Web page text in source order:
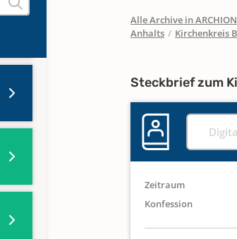
Alle Archive in ARCHION
Anhalts / Kirchenkreis
Steckbrief zum
Zeitraum
Konfession